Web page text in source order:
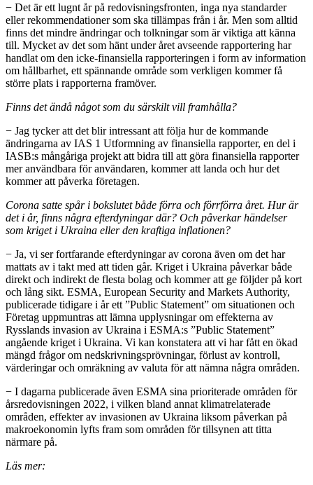
− Det är ett lugnt år på redovisningsfronten, inga nya standarder
eller rekommendationer som ska tillämpas från i år. Men som alltid
finns det mindre ändringar och tolkningar som är viktiga att känna
till. Mycket av det som hänt under året avseende rapportering har
handlat om den icke-finansiella rapporteringen i form av information
om hållbarhet, ett spännande område som verkligen kommer få
större plats i rapporterna framöver.
Finns det ändå något som du särskilt vill framhålla?
− Jag tycker att det blir intressant att följa hur de kommande
ändringarna av IAS 1 Utformning av finansiella rapporter, en del i
IASB:s mångåriga projekt att bidra till att göra finansiella rapporter
mer användbara för användaren, kommer att landa och hur det
kommer att påverka företagen.
Corona satte spår i bokslutet både förra och förrförra året. Hur är
det i år, finns några efterdyningar där? Och påverkar händelser
som kriget i Ukraina eller den kraftiga inflationen?
− Ja, vi ser fortfarande efterdyningar av corona även om det har
mattats av i takt med att tiden går. Kriget i Ukraina påverkar både
direkt och indirekt de flesta bolag och kommer att ge följder på kort
och lång sikt. ESMA, European Security and Markets Authority,
publicerade tidigare i år ett ”Public Statement” om situationen och
Företag uppmuntras att lämna upplysningar om effekterna av
Rysslands invasion av Ukraina i ESMA:s ”Public Statement”
angående kriget i Ukraina. Vi kan konstatera att vi har fått en ökad
mängd frågor om nedskrivningsprövningar, förlust av kontroll,
värderingar och omräkning av valuta för att nämna några områden.
− I dagarna publicerade även ESMA sina prioriterade områden för
årsredovisningen 2022, i vilken bland annat klimatrelaterade
områden, effekter av invasionen av Ukraina liksom påverkan på
makroekonomin lyfts fram som områden för tillsynen att titta
närmare på.
Läs mer: